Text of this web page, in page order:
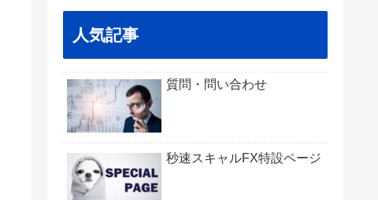
人気記事
質問・問い合わせ
秒速スキャルFX特設ページ